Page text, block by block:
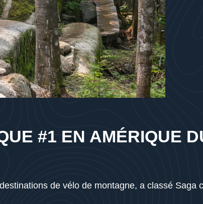
#1 EN AMÉRIQUE
de vélo de montagne, a classé Saga